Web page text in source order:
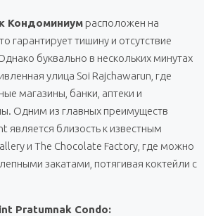
Кондоминиум расположен на
гарантирует тишину и отсутствие
буквально в нескольких минутах
улица Soi Rajchawarun, где
магазины, банки, аптеки и
Одним из главных преимуществ
является близость к известным
и The Chocolate Factory, где можно
закатами, потягивая коктейли с
Pratumnak Condo: